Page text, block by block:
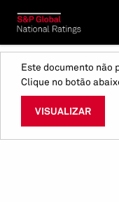
Este documento não
Clique no botão
VISUALIZAR